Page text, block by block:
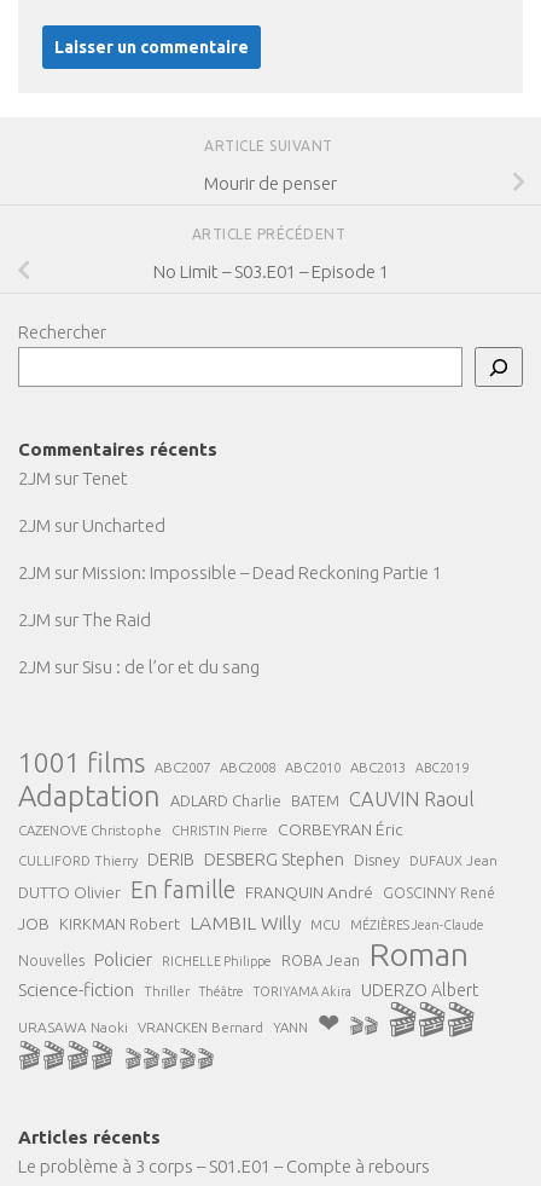
ARTICLE SUIVANT
Mourir de penser
ARTICLE PRÉCÉDENT
No Limit – S03.E01 – Episode 1
Rechercher
Commentaires récents
2JM surTenet
2JM sur Uncharted
2JM sur Mission: Impossible – Dead Reckoning Partie 1
2JM surThe Raid
2JM sur Sisu : de l’or et du sang
1001 films ABC2007 ABC2008 ABC2010 ABC2013 ABC2019
Adaptation ADLARD Charlie BATEM CAUVIN Raoul
CAZENOVE Christophe CHRISTIN Pierre CORBEYRAN Éric
CULLIFORD Thierry DERIB DESBERG Stephen Disney DUFAUX Jean
DUTTO Olivier En famille FRANQUIN André GOSCINNY René
JOB KIRKMAN Robert LAMBIL Willy MCU MÉZIÈRES Jean-Claude
Nouvelles Policier RICHELLE Philippe ROBA Jean Roman
Science-fiction Thriller Théâtre TORIYAMA Akira UDERZO Albert
URASAWA Naoki VRANCKEN Bernard YANN ❤ 🎬🎬 🎬🎬🎬
🎬🎬🎬🎬 🎬🎬🎬🎬🎬
Articles récents
Le problème à 3 corps – S01.E01 – Compte à rebours